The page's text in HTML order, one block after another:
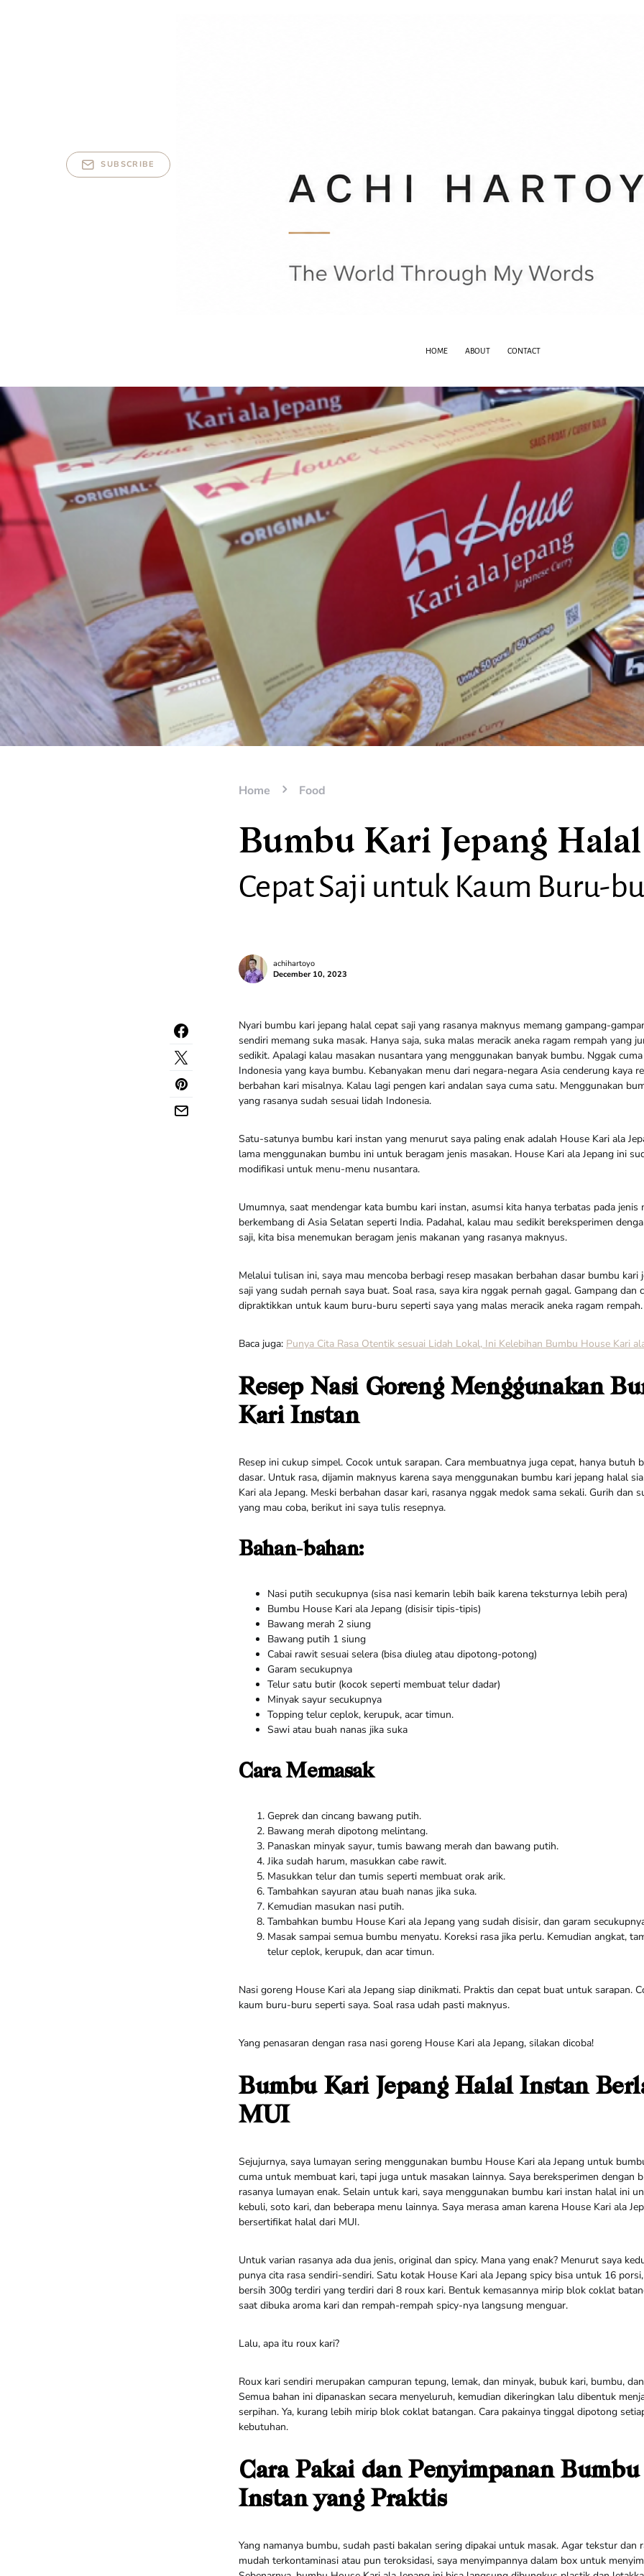
SUBSCRIBE
HOME ABOUT CONTACT
Home Food
Bumbu Kari Jepang Halal
Cepat Saji untuk Kaum Buru-
achihartoyo
December 10, 2023
Nyari bumbu kari jepang halal cepat saji yang rasanya maknyus memang gampang-
sendiri memang suka masak. Hanya saja, suka malas meracik aneka ragam rempah yang
sedikit. Apalagi kalau masakan nusantara yang menggunakan banyak bumbu. Nggak
Indonesia yang kaya bumbu. Kebanyakan menu dari negara-negara Asia cenderung kaya
berbahan kari misalnya. Kalau lagi pengen kari andalan saya cuma satu. Menggunakan
yang rasanya sudah sesuai lidah Indonesia.
Satu-satunya bumbu kari instan yang menurut saya paling enak adalah House Kari ala
lama menggunakan bumbu ini untuk beragam jenis masakan. House Kari ala Jepang ini
modifikasi untuk menu-menu nusantara.
Umumnya, saat mendengar kata bumbu kari instan, asumsi kita hanya terbatas pada jenis
berkembang di Asia Selatan seperti India. Padahal, kalau mau sedikit bereksperimen
saji, kita bisa menemukan beragam jenis makanan yang rasanya maknyus.
Melalui tulisan ini, saya mau mencoba berbagi resep masakan berbahan dasar bumbu kari
saji yang sudah pernah saya buat. Soal rasa, saya kira nggak pernah gagal. Gampang dan
dipraktikkan untuk kaum buru-buru seperti saya yang malas meracik aneka ragam rempah.
Baca juga: Punya Cita Rasa Otentik sesuai Lidah Lokal, Ini Kelebihan Bumbu House Kari
Resep Nasi Goreng Menggunakan
Kari Instan
Resep ini cukup simpel. Cocok untuk sarapan. Cara membuatnya juga cepat, hanya butuh
dasar. Untuk rasa, dijamin maknyus karena saya menggunakan bumbu kari jepang halal
Kari ala Jepang. Meski berbahan dasar kari, rasanya nggak medok sama sekali. Gurih dan
yang mau coba, berikut ini saya tulis resepnya.
Bahan-bahan:
Nasi putih secukupnya (sisa nasi kemarin lebih baik karena teksturnya lebih pera)
Bumbu House Kari ala Jepang (disisir tipis-tipis)
Bawang merah 2 siung
Bawang putih 1 siung
Cabai rawit sesuai selera (bisa diuleg atau dipotong-potong)
Garam secukupnya
Telur satu butir (kocok seperti membuat telur dadar)
Minyak sayur secukupnya
Topping telur ceplok, kerupuk, acar timun.
Sawi atau buah nanas jika suka
Cara Memasak
Geprek dan cincang bawang putih.
Bawang merah dipotong melintang.
Panaskan minyak sayur, tumis bawang merah dan bawang putih.
Jika sudah harum, masukkan cabe rawit.
Masukkan telur dan tumis seperti membuat orak arik.
Tambahkan sayuran atau buah nanas jika suka.
Kemudian masukan nasi putih.
Tambahkan bumbu House Kari ala Jepang yang sudah disisir, dan garam
Masak sampai semua bumbu menyatu. Koreksi rasa jika perlu. Kemudian angkat,
telur ceplok, kerupuk, dan acar timun.
Nasi goreng House Kari ala Jepang siap dinikmati. Praktis dan cepat buat untuk sarapan.
kaum buru-buru seperti saya. Soal rasa udah pasti maknyus.
Yang penasaran dengan rasa nasi goreng House Kari ala Jepang, silakan dicoba!
Bumbu Kari Jepang Halal Instan
MUI
Sejujurnya, saya lumayan sering menggunakan bumbu House Kari ala Jepang untuk
cuma untuk membuat kari, tapi juga untuk masakan lainnya. Saya bereksperimen dengan
rasanya lumayan enak. Selain untuk kari, saya menggunakan bumbu kari instan halal ini
kebuli, soto kari, dan beberapa menu lainnya. Saya merasa aman karena House Kari ala
bersertifikat halal dari MUI.
Untuk varian rasanya ada dua jenis, original dan spicy. Mana yang enak? Menurut saya
punya cita rasa sendiri-sendiri. Satu kotak House Kari ala Jepang spicy bisa untuk 16
bersih 300g terdiri yang terdiri dari 8 roux kari. Bentuk kemasannya mirip blok coklat
saat dibuka aroma kari dan rempah-rempah spicy-nya langsung menguar.
Lalu, apa itu roux kari?
Roux kari sendiri merupakan campuran tepung, lemak, dan minyak, bubuk kari, bumbu,
Semua bahan ini dipanaskan secara menyeluruh, kemudian dikeringkan lalu dibentuk
serpihan. Ya, kurang lebih mirip blok coklat batangan. Cara pakainya tinggal dipotong
kebutuhan.
Cara Pakai dan Penyimpanan
Instan yang Praktis
Yang namanya bumbu, sudah pasti bakalan sering dipakai untuk masak. Agar tekstur dan
mudah terkontaminasi atau pun teroksidasi, saya menyimpannya dalam box untuk